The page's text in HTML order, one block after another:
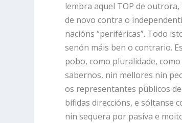
lembra aquel TOP de
de novo contra o
nacións “periféricas”. Todo
senón máis ben o contrario.
pobo, como pluralidade,
sabernos, nin mellores nin
os representantes públicos
bífidas direccións, e sóltanse
nin sequera por pasiva e